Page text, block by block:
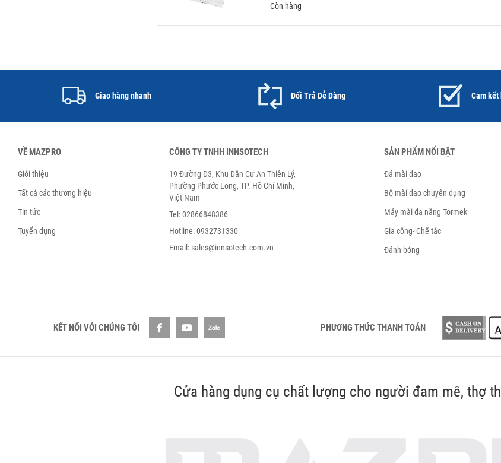
Còn hàng
Giao hàng nhanh Đổi Trả Dễ Dàng Cam kết
VỀ MAZPRO
Giới thiệu
Tất cả các thương hiệu
Tin tức
Tuyển dụng
CÔNG TY TNHH INNSOTECH
19 Đường D3, Khu Dân Cư An Thiên Lý,
Phường Phước Long, TP. Hồ Chí Minh,
Việt Nam
Tel: 02866848386
Hotline: 0932731330
Email: sales@innsotech.com.vn
SẢN PHẨM NỔI BẬT
Đá mài dao
Bộ mài dao chuyên dụng
Máy mài đa năng Tormek
Gia công- Chế tác
Đánh bóng
KẾT NỐI VỚI CHÚNG TÔI PHƯƠNG THỨC THANH TOÁN
Cửa hàng dụng cụ chất lượng cho người đam mê, thợ